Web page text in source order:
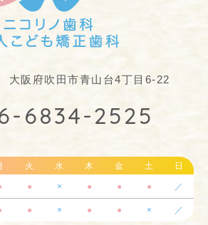
大阪府吹田市青山台4丁目6-22
6834-2525
火 水 木 金 土 日
● × ● ● ● ／
● × ● ● × ／